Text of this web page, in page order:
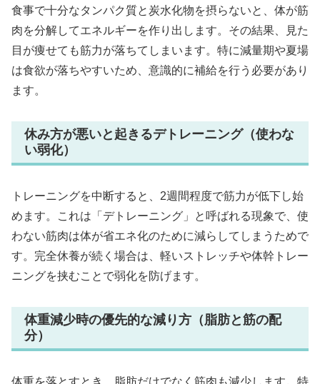
食事で十分なタンパク質と炭水化物を摂らないと、体が筋
肉を分解してエネルギーを作り出します。その結果、見た
目が痩せても筋力が落ちてしまいます。特に減量期や夏場
は食欲が落ちやすいため、意識的に補給を行う必要があり
ます。
休み方が悪いと起きるデトレーニング（使わな
い弱化）
トレーニングを中断すると、2週間程度で筋力が低下し始
めます。これは「デトレーニング」と呼ばれる現象で、使
わない筋肉は体が省エネ化のために減らしてしまうためで
す。完全休養が続く場合は、軽いストレッチや体幹トレー
ニングを挟むことで弱化を防げます。
体重減少時の優先的な減り方（脂肪と筋の配
分）